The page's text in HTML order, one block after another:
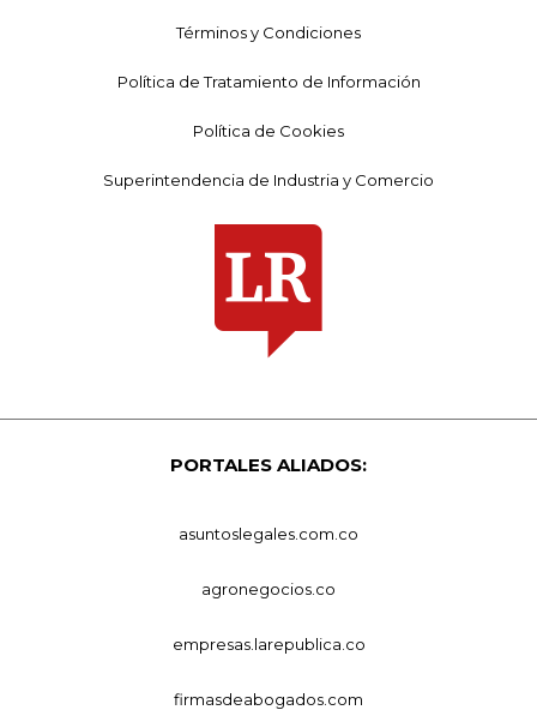
Términos y Condiciones
Política de Tratamiento de Información
Política de Cookies
Superintendencia de Industria y Comercio
PORTALES ALIADOS:
asuntoslegales.com.co
agronegocios.co
empresas.larepublica.co
firmasdeabogados.com